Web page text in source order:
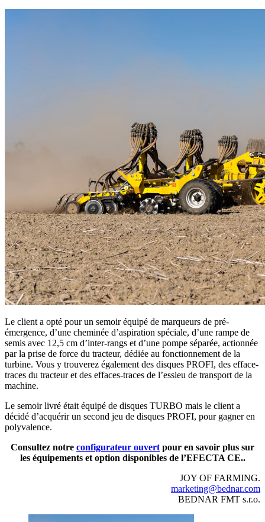
Le client a opté pour un semoir équipé de marqueurs de pré-
émergence, d’une cheminée d’aspiration spéciale, d’une rampe de
semis avec 12,5 cm d’inter-rangs et d’une pompe séparée, actionnée
par la prise de force du tracteur, dédiée au fonctionnement de la
turbine. Vous y trouverez également des disques PROFI, des efface-
traces du tracteur et des effaces-traces de l’essieu de transport de la
machine.
Le semoir livré était équipé de disques TURBO mais le client a
décidé d’acquérir un second jeu de disques PROFI, pour gagner en
polyvalence.
Consultez notre configurateur ouvert pour en savoir plus sur
les équipements et option disponibles de l’EFECTA CE..
JOY OF FARMING.
marketing@bednar.com
BEDNAR FMT s.r.o.